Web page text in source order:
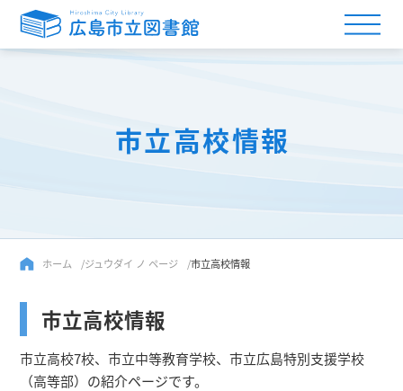
市立高校情報
ホーム ジュウダイ ノ ページ 市立高校情報
市立高校情報
市立高校7校、市立中等教育学校、市立広島特別支援学校
（高等部）の紹介ページです。